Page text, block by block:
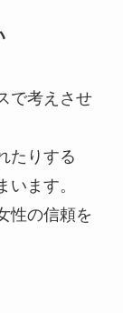
で考えさせ
たりする
ます。
性の信頼を